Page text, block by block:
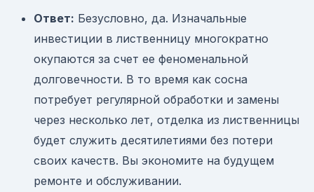
Ответ: Безусловно, да. Изначальные
инвестиции в лиственницу многократно
окупаются за счет ее феноменальной
долговечности. В то время как сосна
потребует регулярной обработки и замены
через несколько лет, отделка из лиственницы
будет служить десятилетиями без потери
своих качеств. Вы экономите на будущем
ремонте и обслуживании.